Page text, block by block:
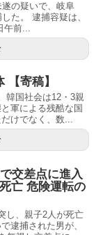
の疑いで、岐阜
た。 逮捕容疑は、
午前...
【寄稿】
韓国社会は12・3親
軍による残酷な国
けでなく、数...
交差点に進入
亡 危険運転の
し、親子2人が死亡
逮捕された男が、